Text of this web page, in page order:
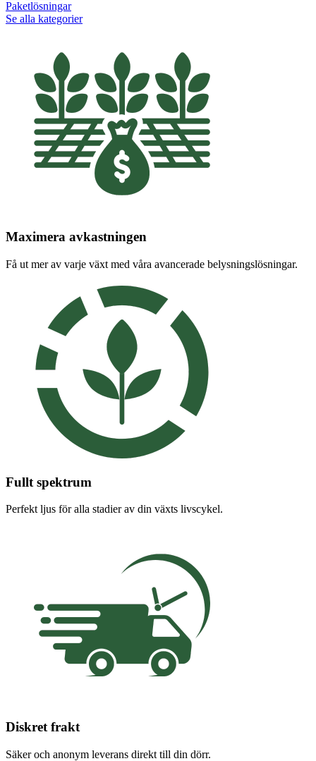
Paketlösningar
Se alla kategorier
Maximera avkastningen
Få ut mer av varje växt med våra avancerade belysningslösningar.
Fullt spektrum
Perfekt ljus för alla stadier av din växts livscykel.
Diskret frakt
Säker och anonym leverans direkt till din dörr.